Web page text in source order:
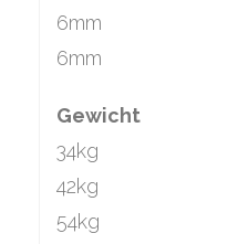
6mm
6mm
Gewicht
34kg
42kg
54kg